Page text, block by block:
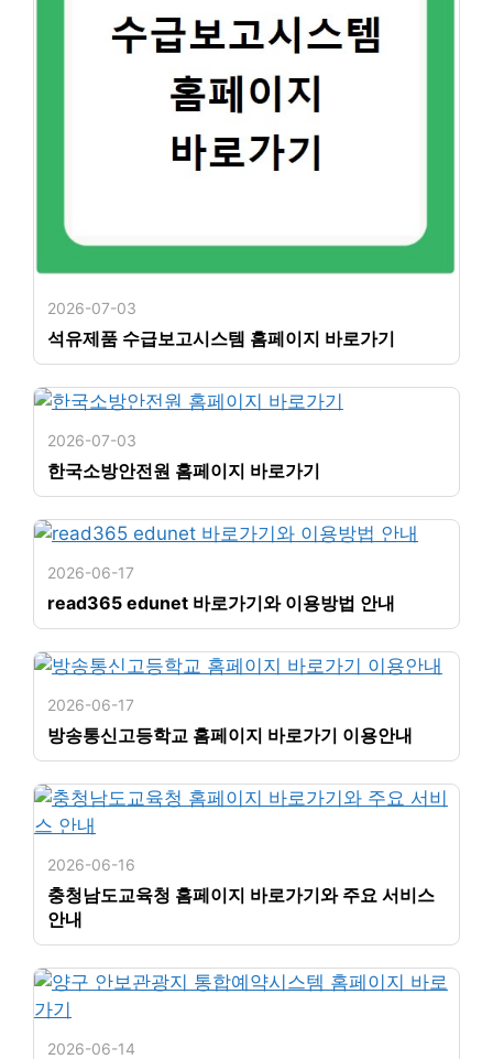
2026-07-03
석유제품 수급보고시스템 홈페이지 바로가기
2026-07-03
한국소방안전원 홈페이지 바로가기
2026-06-17
read365 edunet 바로가기와 이용방법 안내
2026-06-17
방송통신고등학교 홈페이지 바로가기 이용안내
2026-06-16
충청남도교육청 홈페이지 바로가기와 주요 서비스
안내
2026-06-14